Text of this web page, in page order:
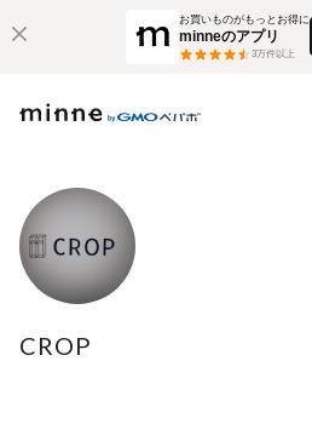
お買いものがもっとお得に
minneのアプリ
3万件以上
CROP